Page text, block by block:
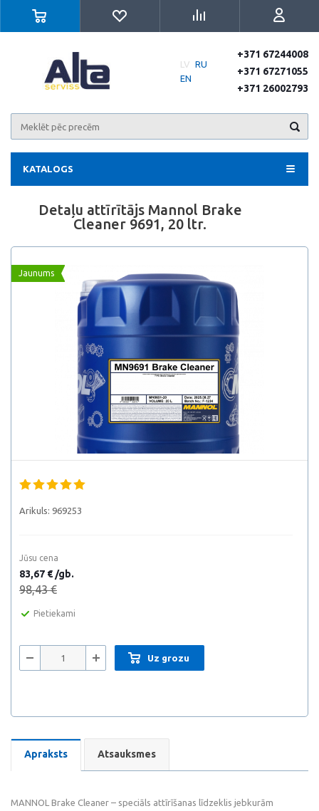
LV RU
EN
+371 67244008
+371 67271055
+371 26002793
KATALOGS
Detaļu attīrītājs Mannol Brake
Cleaner 9691, 20 ltr.
Jaunums
Arikuls: 969253
Jūsu cena
83,67 € /gb.
98,43 €
Pietiekami
Uz grozu
Apraksts Atsauksmes
MANNOL Brake Cleaner – speciāls attīrīšanas līdzeklis jebkurām